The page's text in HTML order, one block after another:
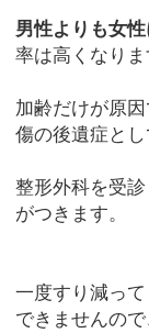
男性よりも女
率は高くなりま
加齢だけが原
傷の後遺症とし
整形外科を受
がつきます。
一度すり減っ
できませんの